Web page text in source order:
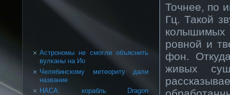
Астрономы не смогли объяснить
вулканы на Ио
Челябинскому метеориту дали
название
НАСА: корабль Dragon
Точнее, по
Гц. Такой
ровной и
фон.
живых